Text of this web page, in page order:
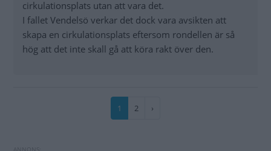
cirkulationsplats utan att vara det.
I fallet Vendelsö verkar det dock vara avsikten att
skapa en cirkulationsplats eftersom rondellen är så
hög att det inte skall gå att köra rakt över den.
Nuvarande
1 Sida
2
Nästa
›